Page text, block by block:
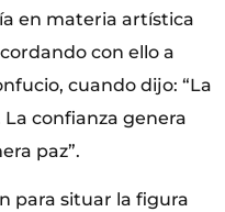
en materia artística
con ello a
cuando dijo: “La
confianza genera
paz”.
para situar la figura